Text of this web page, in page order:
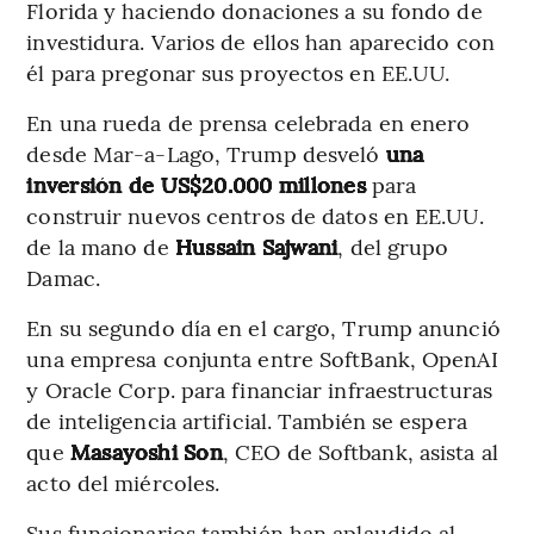
Florida y haciendo donaciones a su fondo de
investidura. Varios de ellos han aparecido con
él para pregonar sus proyectos en EE.UU.
En una rueda de prensa celebrada en enero
desde Mar-a-Lago, Trump desveló una
inversión de US$20.000 millonespara
construir nuevos centros de datos en EE.UU.
de la mano de Hussain Sajwani, del grupo
Damac.
En su segundo día en el cargo, Trump anunció
una empresa conjunta entre SoftBank, OpenAI
y Oracle Corp. para financiar infraestructuras
de inteligencia artificial. También se espera
que Masayoshi Son, CEO de Softbank, asista al
acto del miércoles.